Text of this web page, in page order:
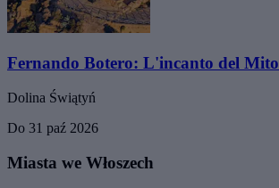
Fernando Botero: L'incanto del Mito
Dolina Świątyń
Do 31 paź 2026
Miasta we Włoszech